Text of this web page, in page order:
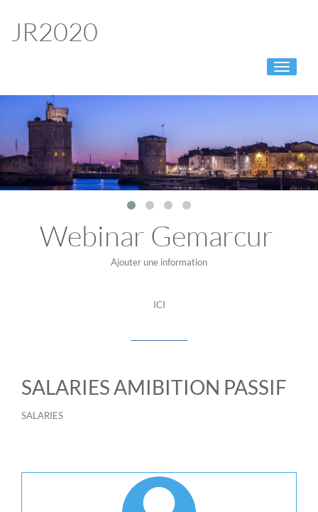
JR2020
Toggle
Webinar Gemarcur
Ajouter une information
ICI
SALARIES AMIBITION PASSIF
SALARIES